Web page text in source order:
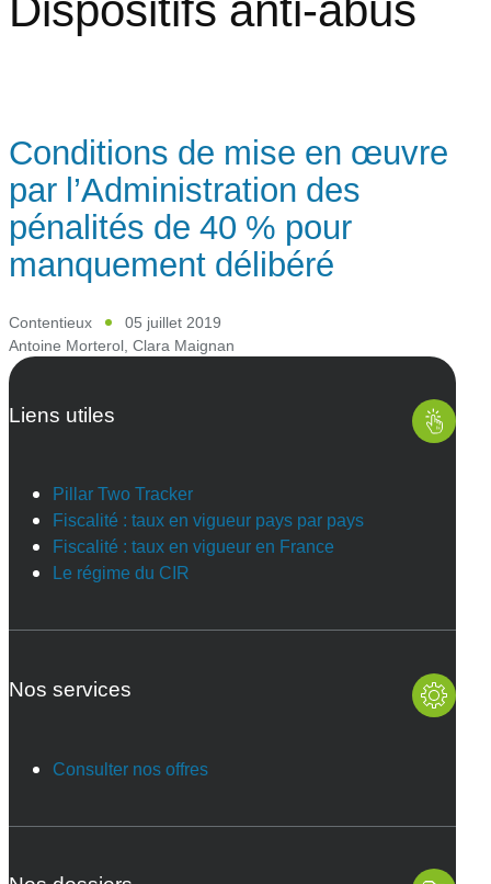
Conditions de mise en œuvre
par l’Administration des
pénalités de 40 % pour
manquement délibéré
Contentieux
05 juillet 2019
Antoine Morterol, Clara Maignan
Liens utiles
Pillar Two Tracker
Fiscalité : taux en vigueur pays par pays
Fiscalité : taux en vigueur en France
Le régime du CIR
Nos services
Consulter nos offres